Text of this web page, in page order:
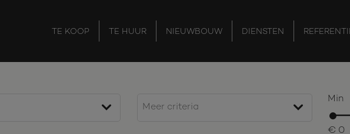
TE KOOP TE HUUR NIEUWBOUW DIENSTEN
Min
€ 0